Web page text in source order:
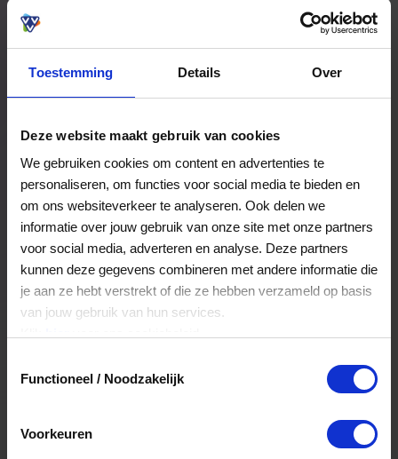
Toestemming Details Over
Deze website maakt gebruik van cookies
We gebruiken cookies om content en advertenties te
personaliseren, om functies voor social media te bieden en
om ons websiteverkeer te analyseren. Ook delen we
informatie over jouw gebruik van onze site met onze partners
voor social media, adverteren en analyse. Deze partners
kunnen deze gegevens combineren met andere informatie die
je aan ze hebt verstrekt of die ze hebben verzameld op basis
van jouw gebruik van hun services.
Functioneel / Noodzakelijk
Voorkeuren
Meerdere adressen registreren
Een bestelling volgen
Nog veel meer...
Maak account aan